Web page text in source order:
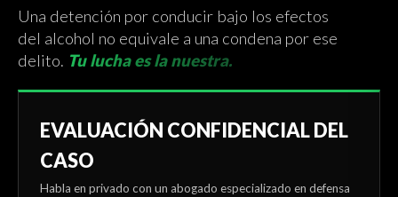
Una detención por conducir bajo los efectos
del alcohol no equivale a una condena por ese
delito. Tu lucha es la nuestra.
EVALUACIÓN CONFIDENCIAL DEL
CASO
Habla en privado con un abogado especializado en defensa